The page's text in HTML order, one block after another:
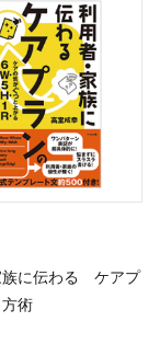
族に伝わる ケアプ
術